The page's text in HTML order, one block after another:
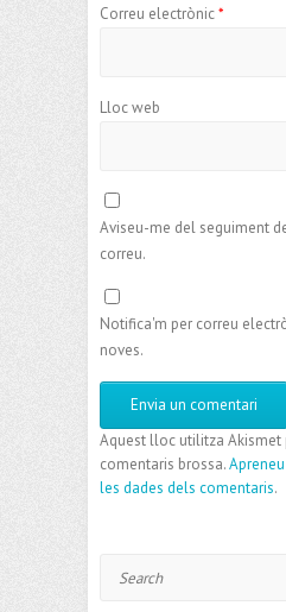
Correu electrònic*
Lloc web
Aviseu-me del seguiment
correu.
Notifica'm per correu
noves.
Aquest lloc utilitza Akismet
comentaris brossa.
les dades dels comentaris.